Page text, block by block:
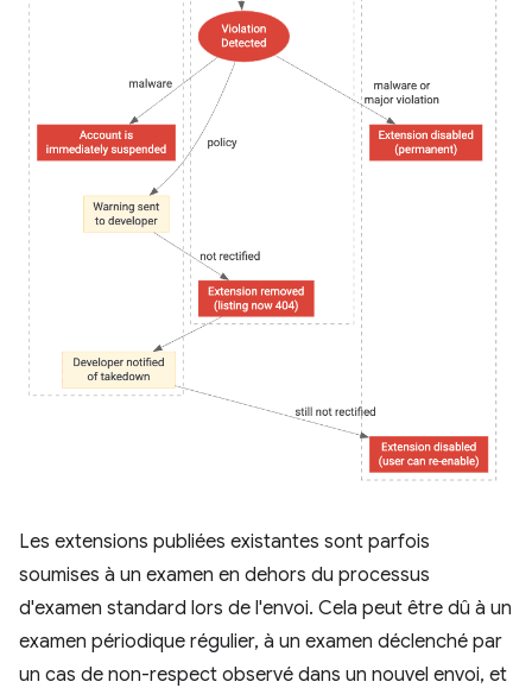
Les extensions publiées existantes sont parfois
soumises à un examen en dehors du processus
d'examen standard lors de l'envoi. Cela peut être dû à un
examen périodique régulier, à un examen déclenché par
un cas de non-respect observé dans un nouvel envoi, et